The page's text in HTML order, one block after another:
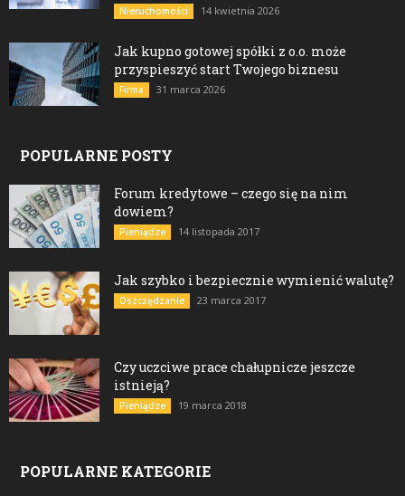
Nieruchomości 14 kwietnia 2026
Jak kupno gotowej spółki z o.o. może
przyspieszyć start Twojego biznesu
Firma 31 marca 2026
POPULARNE POSTY
Forum kredytowe – czego się na nim
dowiem?
Pieniądze 14 listopada 2017
Jak szybko i bezpiecznie wymienić walutę?
Oszczędzanie 23 marca 2017
Czy uczciwe prace chałupnicze jeszcze
istnieją?
Pieniądze 19 marca 2018
POPULARNE KATEGORIE